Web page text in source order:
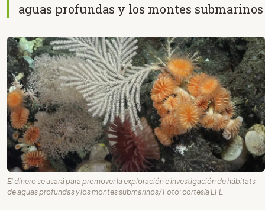
aguas profundas y los montes submarinos
El dinero se usará para promover la exploración e investigación de hábitats
de aguas profundas y los montes submarinos/ Foto: cortesía EFE